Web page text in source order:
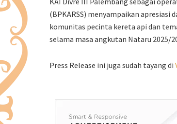
(BPKARSS) menyampaikan
komunitas pecinta kereta api dan
selama masa angkutan Nataru 2025/
Press Release ini juga sudah tayang di